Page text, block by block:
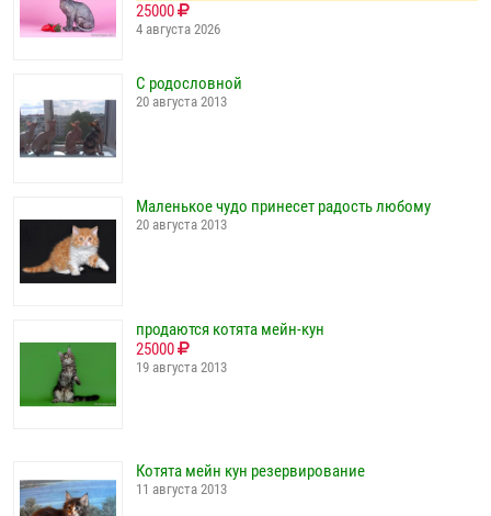
25000
4 августа 2026
С родословной
20 августа 2013
Маленькое чудо принесет радость любому
20 августа 2013
продаются котята мейн-кун
25000
19 августа 2013
Котята мейн кун резервирование
11 августа 2013